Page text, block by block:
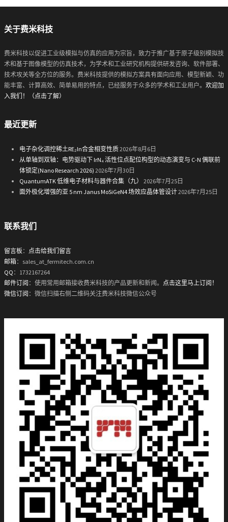
关于费米科技
费米科技以促进工业级模拟与仿真的应用为宗旨，致力于推广基于原子级别模拟技
术和基于图像模型的仿真技术，为学术和工业研究机构提供研发咨询、软件部署、
技术攻关等全方位的服务。费米科技提供的模拟方案具有面向应用、模型新颖、功
能丰富、计算高效、简单易用的特点，已经服务于众多的学术和工业用户。 欢迎加
入我们！（点击了解）
最近更新
电子杂化调控稀土RE₂In合金相变性质2026年8月6日
从单轴到双轴：电势驱动下 IrN₄ 活性位点配位构型的动态演变与 C-N 偶联前
体锁定(Nano Research 2026) 2026年7月30日
QuantumATK 低维电子材料与器件合集（九）
2026年7月25日
面外极化增强的亚 5 nm Janus MoSiGeN4 场效应晶体管设计2026年7月25日
联系我们
留言板 ： 点击给我们留言
邮箱：sales_at_fermitech.com.cn
QQ ：1732167264
邮件订阅 ：使用常用邮箱接收费米科技的产品更新和新闻。 点击这里马上订阅！
微信订阅 ：微信扫描右侧二维码关注费米科技微信公众号